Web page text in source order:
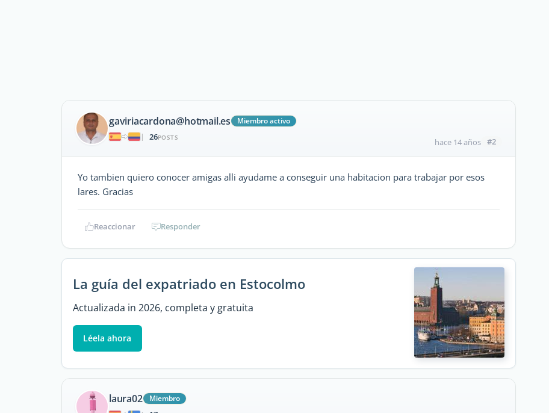
gaviriacardona@hotmail.es
Miembro activo
|
26POSTS hace 14 años #2
Yo tambien quiero conocer amigas alli ayudame a conseguir una habitacion para trabajar por esos
lares. Gracias
Reaccionar Responder
La guía del expatriado en Estocolmo
Actualizada in 2026, completa y gratuita
Léela ahora
laura02
Miembro